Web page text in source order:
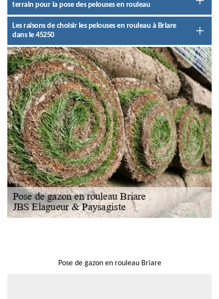
terrain pour la pose des pelouses en rouleau
Les raisons de choisir les pelouses en rouleau à Briare
dans le 45250
Pose de gazon en rouleau Briare